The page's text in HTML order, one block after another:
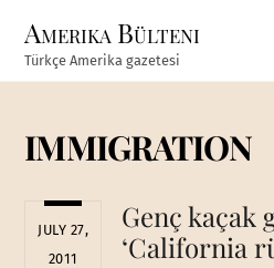
content
Amerika Bülteni
Türkçe Amerika gazetesi
IMMIGRATION
JULY 27,
2011
Genç kaçak
‘California